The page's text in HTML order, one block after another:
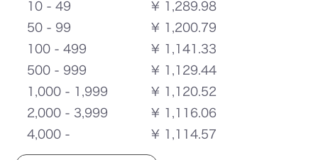
10 - 49
¥ 1,289.98
50 - 99
¥ 1,200.79
100 - 499
¥ 1,141.33
500 - 999
¥ 1,129.44
1,000 - 1,999
¥ 1,120.52
2,000 - 3,999
¥ 1,116.06
4,000 -
¥ 1,114.57